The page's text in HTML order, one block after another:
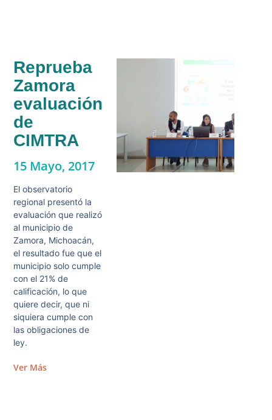
Reprueba
Zamora
evaluación
de
CIMTRA
15 Mayo, 2017
El observatorio
regional presentó la
evaluación que realizó
al municipio de
Zamora, Michoacán,
el resultado fue que el
municipio solo cumple
con el 21% de
calificación, lo que
quiere decir, que ni
siquiera cumple con
las obligaciones de
ley.
Ver Más